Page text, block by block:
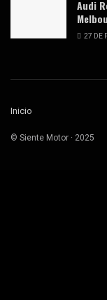
Audi
27 DE
Inicio
© Siente Motor · 2025